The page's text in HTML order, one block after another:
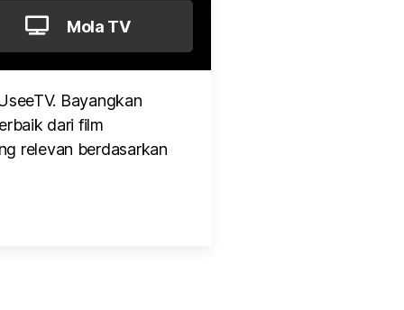
Mola TV
Bayangkan
dari film
relevan berdasarkan